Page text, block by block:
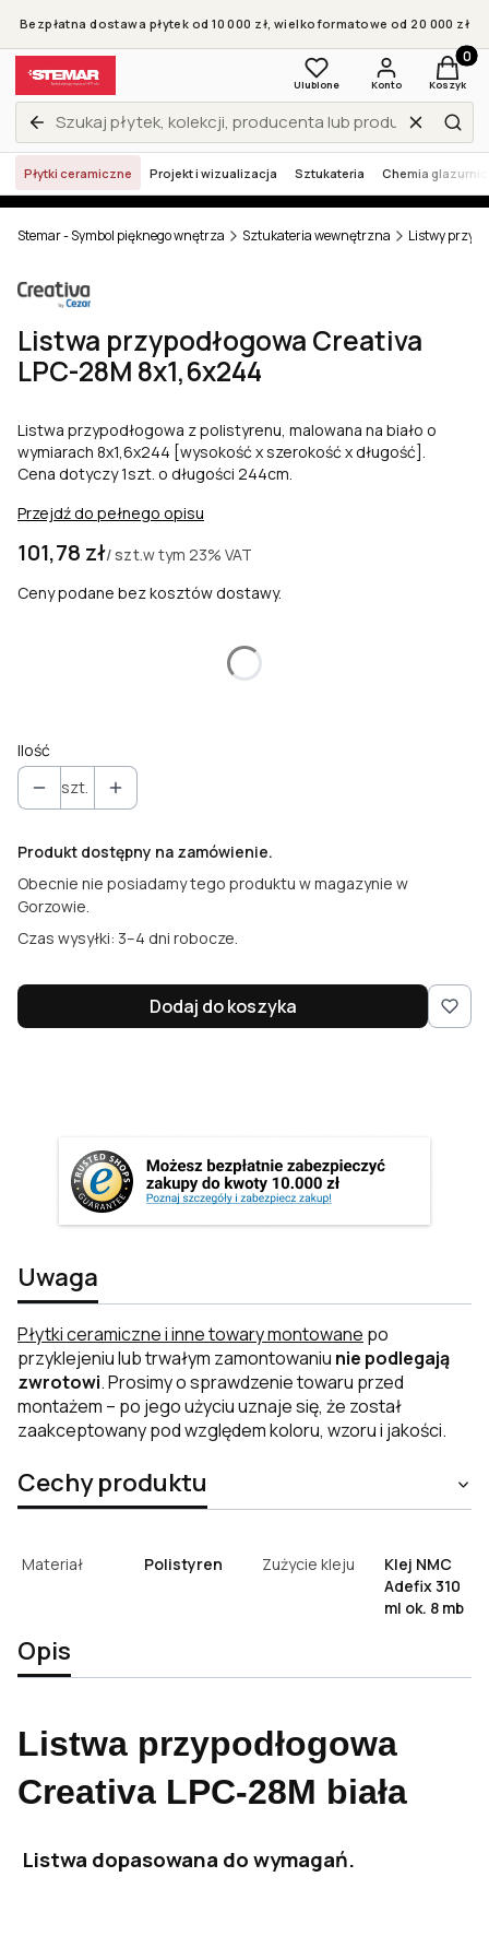
Bezpłatna dostawa płytek od 10 000 zł, wielkoformatowe od 20 000 zł
Zamknij wyszukiwarkę
Wyczyść
Ulubione Konto Koszyk
Płytki ceramiczne Projekt i wizualizacja Sztukateria Chemia
Stemar - Symbol pięknego wnętrza Sztukateria wewnętrzna Listwy
Listwa przypodłogowa Creativa
LPC-28M 8x1,6x244
Listwa przypodłogowa z polistyrenu, malowana na biało o
wymiarach 8x1,6x244 [wysokość x szerokość x długość].
Cena dotyczy 1szt. o długości 244cm.
Przejdź do pełnego opisu
Cena
101,78 zł/ szt.w tym 23% VAT
Ceny podane bez kosztów dostawy.
Poszczególne warianty mogą różnić się ceną
Ilość
szt.
Produkt dostępny na zamówienie.
Obecnie nie posiadamy tego produktu w magazynie w
Gorzowie.
Czas wysyłki: 3–4 dni robocze.
Dodaj do koszyka
Uwaga
Płytki ceramiczne i inne towary montowane po
przyklejeniu lub trwałym zamontowaniu nie podlegają
zwrotowi. Prosimy o sprawdzenie towaru przed
montażem – po jego użyciu uznaje się, że został
zaakceptowany pod względem koloru, wzoru i jakości.
Cechy produktu
Materiał Polistyren Zużycie kleju
Klej NMC
Adefix 310
ml ok. 8 mb
Opis
Listwa przypodłogowa
Creativa LPC-28M biała
Listwa dopasowana do wymagań.